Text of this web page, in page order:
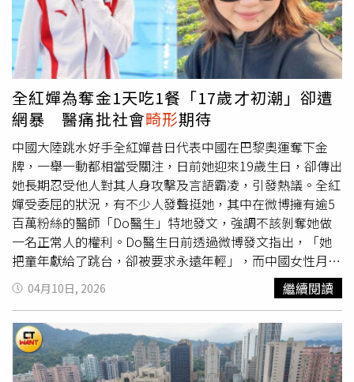
頭、尺寸不合等鞋子或穿高跟鞋。．不當行走姿勢：長時間
不當行走姿勢導致腳拇趾根部骨頭向外凸出。．體重過重：
因體重增加足部承受壓力，造成足弓支撐不足導致拇指外
翻。．疾病：像類風溼性關節炎會因足部關節結構受損進而
引發病症。拇指外翻常見5症狀1.關節紅腫、疼痛2.拇指歪
斜3.足部變形4.其他腳趾病變5.影響行走拇指外翻如何診
斷？陳建璋表示，臨床上會透過X光檢查患者拇指外翻角
度，以判斷嚴重程度，而依照角度又分輕微、中等及嚴重三
種等級，透過不同等級評估再進一步選擇合適的治療方
式。．輕微：拇趾外翻角度15~20度間，蹠骨間角度為9~11
度，患者會感到大拇指輕微外傾，長時間走路常會感到疼
痛。．中等：拇趾外翻角度20~40度之間，蹠骨間角度為
11~16度，拇指明顯變形，關節腫脹。．嚴重：拇趾外翻角
度 > 40度，蹠骨間角度 > 16 度，大拇趾與第二趾重疊，患
者疼痛度加重，影響行走功能。拇指外翻如何治療？可以根
治嗎？陳建璋表示，拇指外翻是否能好轉，取決於嚴重程
度，一般而言，經評估後採保守治療，若保守治療無效且疼
痛嚴重程度已影響生活，則需進一步評估是否得手術治療，
以維持正常的生活品質。．保守治療1.調整鞋具：選擇楦頭
寬鬆、柔軟且低跟鞋子2.善用輔具：如矽膠趾間墊、大腳趾
全紅嬋為奪金1天吃1餐「17歲才初潮」卻遭
網暴 醫痛批社會畸形期待
中國大陸跳水好手全紅嬋昔日代表中國在巴黎奧運奪下金
牌，一舉一動都相當受關注，日前她迎來19歲生日，卻傳出
她長期忍受他人對其人身攻擊及言語霸凌，引發熱議。全紅
嬋受委屈的狀況，有不少人發聲挺她，其中在微博擁有逾5
百萬粉絲的醫師「Do醫生」特地發文，強調不該剝奪她做
一名正常人的權利。Do醫生日前透過微博發文指出，「她
把童年獻給了跳台，卻被要求永遠年輕」，而中國女性月經
初潮的平均年齡約為12.5歲，16歲已是相對上限，全紅嬋的
初潮時間不僅遠超平均值，甚至突破了醫學認知的範疇。
Do醫生分析，長期能量攝入不足、體脂率過低以及巨大的
心理壓力，會抑制「下丘腦—垂體—卵巢軸」的功能成熟，
導致初潮延遲。回顧全紅嬋自7歲進入體校、14歲奪金，為
了達到跳水運動對體型的嚴苛要求，先前她本人透露，曾因
04月10日, 2026 繼續閱讀